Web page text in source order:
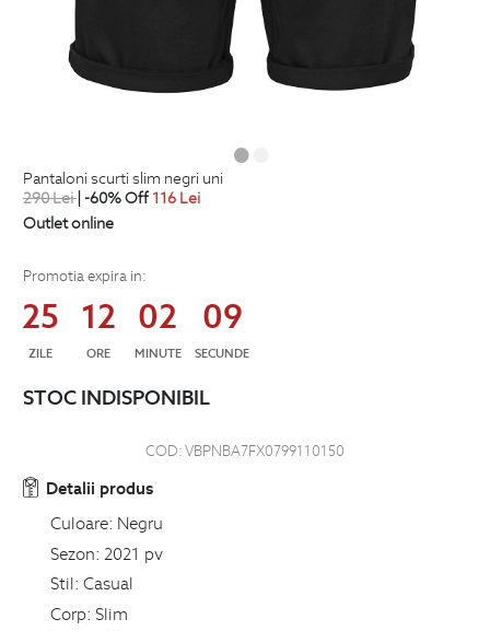
pantaloni scurti slim negri uni
290Lei | -60% Off 116 Lei
Outlet online
Promotia expira in:
25
ZILE
12
ORE
02
MINUTE
08
SECUNDE
STOC INDISPONIBIL
COD:VBPNBA7FX0799110150
Detalii produs
Culoare: Negru
Sezon: 2021 pv
Stil: Casual
Corp: Slim